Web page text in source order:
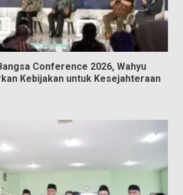
Conference 2026, Wahyu
Kebijakan untuk Kesejahteraan